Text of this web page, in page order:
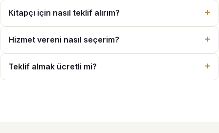
Kitapçı için nasıl teklif alırım?
Hizmet vereni nasıl seçerim?
Teklif almak ücretli mi?